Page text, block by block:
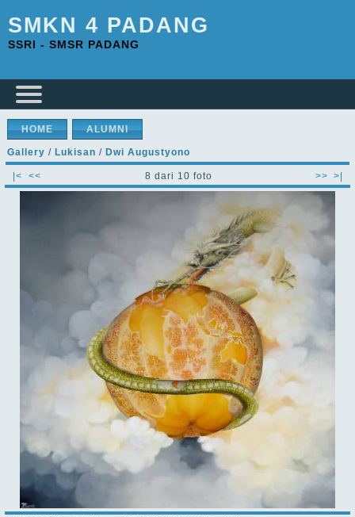
SMKN 4 PADANG
SSRI - SMSR PADANG
HOME ALUMNI
Gallery / Lukisan / Dwi Augustyono
|< << 8 dari 10 foto >> >|